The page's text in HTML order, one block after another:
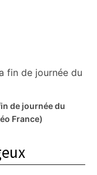
de journée du
France)